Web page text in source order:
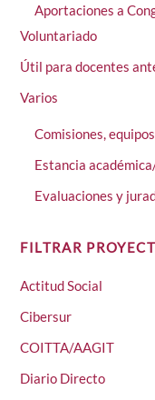
Aportaciones a
Voluntariado
Útil para docentes
Varios
Comisiones,
Estancia
Evaluaciones y
FILTRAR
Actitud Social
Cibersur
COITTA/AAGIT
Diario Directo